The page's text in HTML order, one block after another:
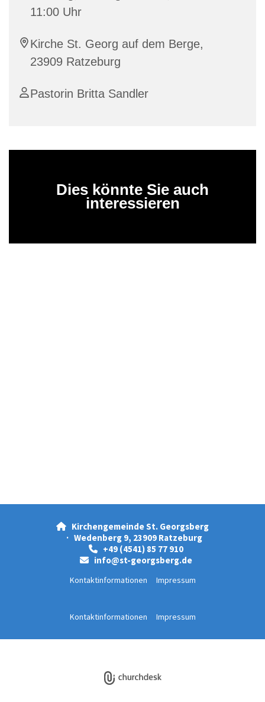
11:00 Uhr
Kirche St. Georg auf dem Berge,
23909 Ratzeburg
Pastorin Britta Sandler
Dies könnte Sie auch
interessieren

Kirchengemeinde St. Georgsberg
· Wedenberg 9, 23909 Ratzeburg
 +49 (4541) 85 77 910
 info@st-georgsberg.de
Kontaktinformationen Impressum
Kontaktinformationen Impressum